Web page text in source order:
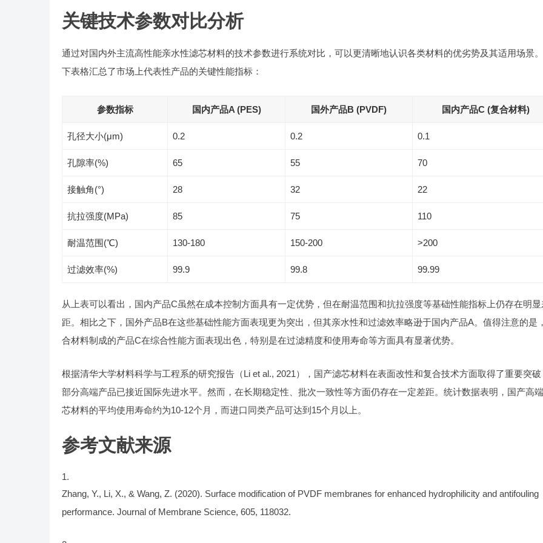
关键技术参数对比分析
通过对国内外主流高性能亲水性滤芯材料的技术参数进行系统对比，可以更清晰地认识各类材料的优劣势及其适用场景
下表格汇总了市场上代表性产品的关键性能指标：
参数指标 国内产品A (PES) 国外产品B (PVDF) 国内产品C (复合材料)
孔径大小(μm) 0.2 0.2 0.1
孔隙率(%) 65 55 70
接触角(°) 28 32 22
抗拉强度(MPa) 85 75 110
耐温范围(℃) 130-180 150-200 >200
过滤效率(%) 99.9 99.8 99.99
从上表可以看出，国内产品C虽然在成本控制方面具有一定优势，但在耐温范围和抗拉强度等基础性能指标上仍存在明显
距。相比之下，国外产品B在这些基础性能方面表现更为突出，但其亲水性和过滤效率略逊于国内产品A。值得注意的是
合材料制成的产品C在综合性能方面表现出色，特别是在过滤精度和使用寿命等方面具有显著优势。
根据清华大学材料科学与工程系的研究报告（Li et al., 2021），国产滤芯材料在表面改性和复合技术方面取得了重要突破
部分高端产品已接近国际先进水平。然而，在长期稳定性、批次一致性等方面仍存在一定差距。统计数据表明，国产高
芯材料的平均使用寿命约为10-12个月，而进口同类产品可达到15个月以上。
参考文献来源
Zhang, Y., Li, X., & Wang, Z. (2020). Surface modification of PVDF membranes for enhanced hydrophilicity and antifouling
performance. Journal of Membrane Science, 605, 118032.